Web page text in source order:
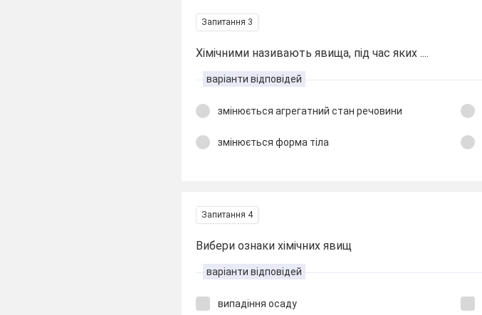
Запитання 3
Хімічними називають явища, під час яких ....
варіанти відповідей
змінюється агрегатний стан речовини
змінюється форма тіла
Запитання 4
Вибери ознаки хімічних явищ
варіанти відповідей
випадіння осаду